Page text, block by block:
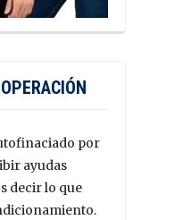
por
ayudas
decir lo que